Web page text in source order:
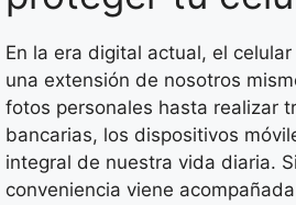
En la era digital actual, el
una extensión de nosotros
fotos personales hasta realizar
bancarias, los dispositivos
integral de nuestra vida diaria.
conveniencia viene